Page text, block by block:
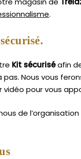
.
Kit sécuriséafin
Nous vous
pour vous
de l’organisation